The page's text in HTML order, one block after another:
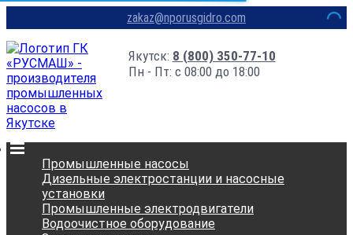
zakaz@nporusgidro.com
Якутск: 8 (800) 350-77-10
Пн - Пт: с 08:00 до 18:00
Промышленные насосы
Дизельные электростанции и насосные
установки
Промышленные электродвигатели
Водоочистное оборудование